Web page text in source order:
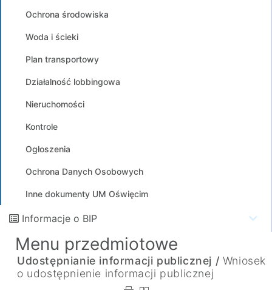
Ochrona środowiska
Woda i ścieki
Plan transportowy
Działalność lobbingowa
Nieruchomości
Kontrole
Ogłoszenia
Ochrona Danych Osobowych
Inne dokumenty UM Oświęcim
Informacje o BIP
Menu przedmiotowe
Udostępnianie informacji publicznej / Wniosek
o udostępnienie informacji publicznej